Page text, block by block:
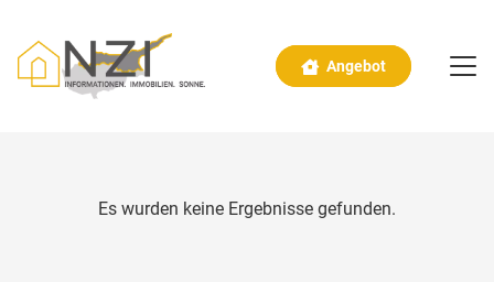
Angebot
Es wurden keine Ergebnisse gefunden.